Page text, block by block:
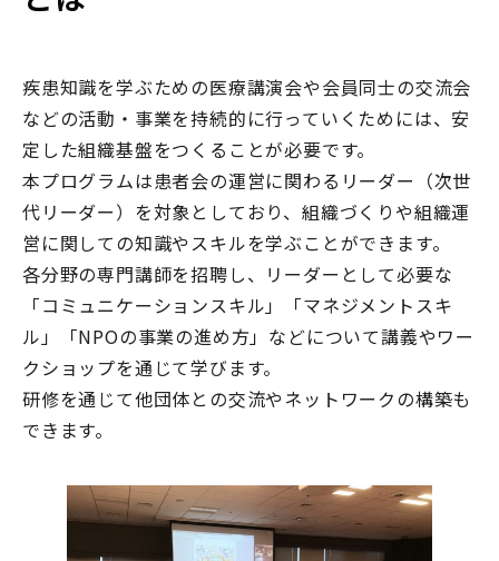
疾患知識を学ぶための医療講演会や会員同士の交流会
などの活動・事業を持続的に行っていくためには、安
定した組織基盤をつくることが必要です。
本プログラムは患者会の運営に関わるリーダー（次世
代リーダー）を対象としており、組織づくりや組織運
営に関しての知識やスキルを学ぶことができます。
各分野の専門講師を招聘し、リーダーとして必要な
「コミュニケーションスキル」「マネジメントスキ
ル」「NPOの事業の進め方」などについて講義やワー
クショップを通じて学びます。
研修を通じて他団体との交流やネットワークの構築も
できます。